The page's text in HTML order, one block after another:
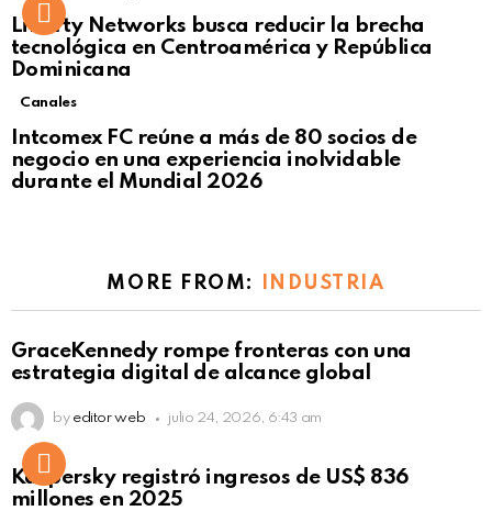
Liberty Networks busca reducir la brecha
tecnológica en Centroamérica y República
Dominicana
Canales
Intcomex FC reúne a más de 80 socios de
negocio en una experiencia inolvidable
durante el Mundial 2026
MORE FROM: INDUSTRIA
GraceKennedy rompe fronteras con una
estrategia digital de alcance global
by editor web julio 24, 2026, 6:43 am
Kaspersky registró ingresos de US$ 836
millones en 2025